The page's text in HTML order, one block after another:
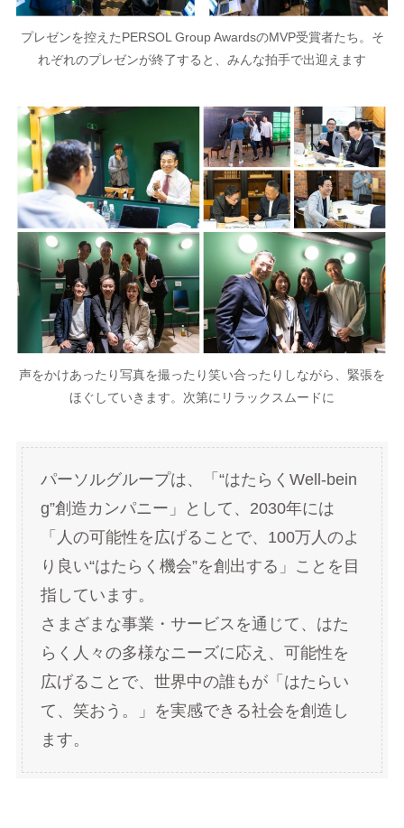
プレゼンを控えたPERSOL Group AwardsのMVP受賞者たち。そ
れぞれのプレゼンが終了すると、みんな拍手で出迎えます
声をかけあったり写真を撮ったり笑い合ったりしながら、緊張を
ほぐしていきます。次第にリラックスムードに
パーソルグループは、「“はたらくWell-bein
g”創造カンパニー」として、2030年には
「人の可能性を広げることで、100万人のよ
り良い“はたらく機会”を創出する」ことを目
指しています。
さまざまな事業・サービスを通じて、はた
らく人々の多様なニーズに応え、可能性を
広げることで、世界中の誰もが「はたらい
て、笑おう。」を実感できる社会を創造し
ます。